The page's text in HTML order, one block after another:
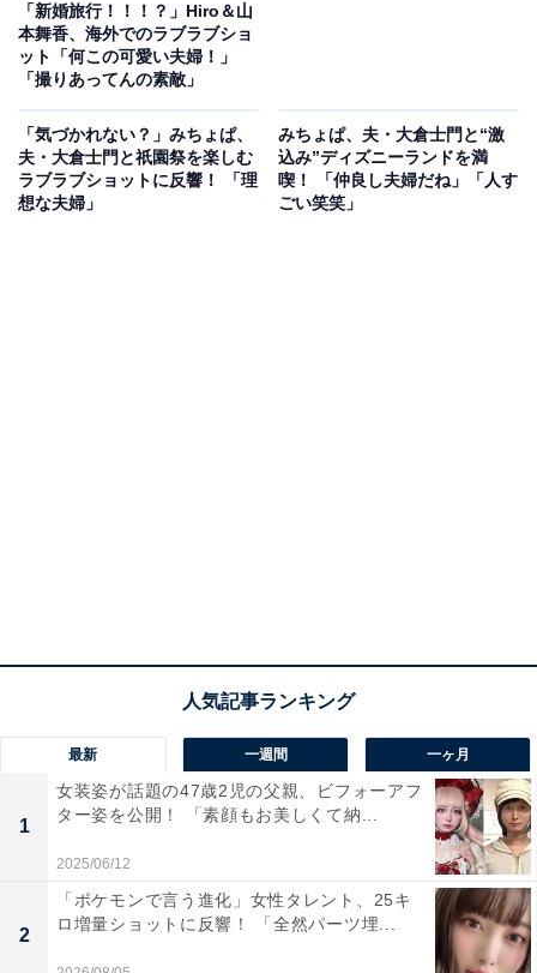
「新婚旅行！！！？」Hiro＆山
本舞香、海外でのラブラブショ
ット「何この可愛い夫婦！」
「撮りあってんの素敵」
「気づかれない？」みちょぱ、
夫・大倉士門と祇園祭を楽しむ
ラブラブショットに反響！ 「理
想な夫婦」
みちょぱ、夫・大倉士門と“激
込み”ディズニーランドを満
喫！ 「仲良し夫婦だね」「人す
ごい笑笑」
最新 一週間 一ヶ月
1
女装姿が話題の47歳2児の父親、ビフォーアフ
ター姿を公開！ 「素顔もお美しくて納...
2025/06/12
2
「ポケモンで言う進化」女性タレント、25キ
ロ増量ショットに反響！ 「全然パーツ埋...